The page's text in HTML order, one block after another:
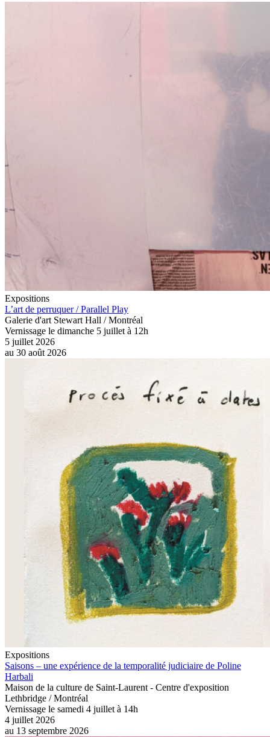
Expositions
L’art de perruquer / Parallel Play
Galerie d'art Stewart Hall / Montréal
Vernissage le dimanche 5 juillet à 12h
5 juillet 2026
au 30 août 2026
Expositions
Saisons – une expérience de la temporalité judiciaire de Poline
Harbali
Maison de la culture de Saint-Laurent - Centre d'exposition
Lethbridge / Montréal
Vernissage le samedi 4 juillet à 14h
4 juillet 2026
au 13 septembre 2026